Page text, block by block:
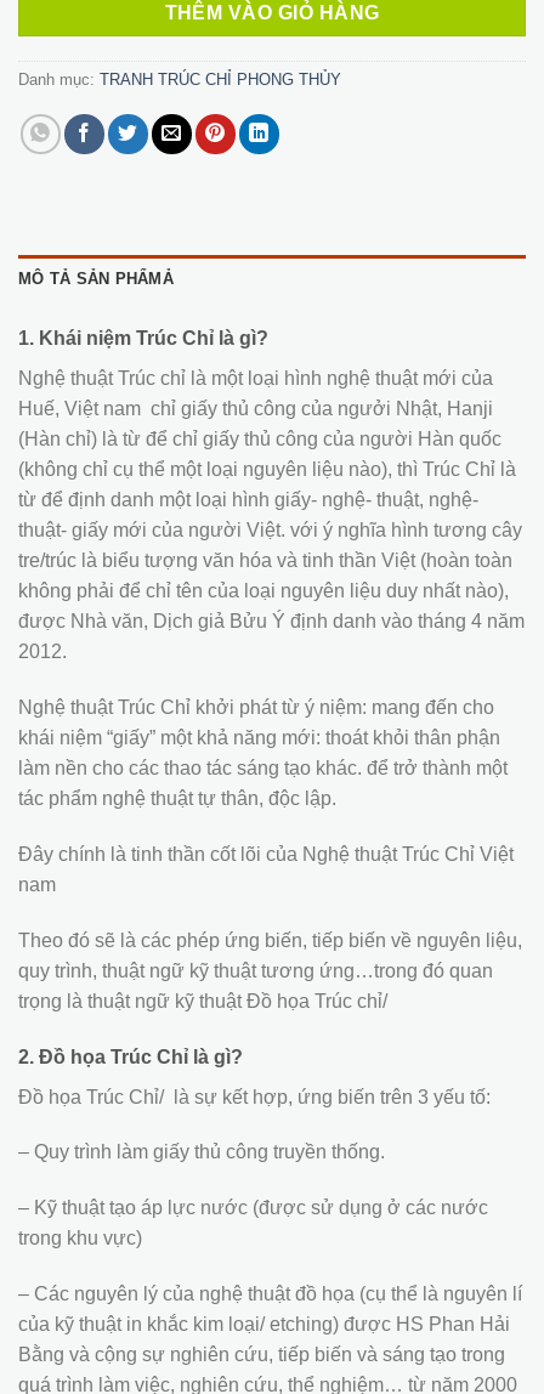
THÊM VÀO GIỎ HÀNG
Danh mục: TRANH TRÚC CHỈ PHONG THỦY
MÔ TẢ SẢN PHẨMẢ
1. Khái niệm Trúc Chỉ là gì?
Nghệ thuật Trúc chỉ là một loại hình nghệ thuật mới của
Huế, Việt nam chỉ giấy thủ công của ngưởi Nhật, Hanji
(Hàn chỉ) là từ để chỉ giấy thủ công của người Hàn quốc
(không chỉ cụ thể một loại nguyên liệu nào), thì Trúc Chỉ là
từ để định danh một loại hình giấy- nghệ- thuật, nghệ-
thuật- giấy mới của người Việt. với ý nghĩa hình tương cây
tre/trúc là biểu tượng văn hóa và tinh thần Việt (hoàn toàn
không phải để chỉ tên của loại nguyên liệu duy nhất nào),
được Nhà văn, Dịch giả Bửu Ý định danh vào tháng 4 năm
2012.
Nghệ thuật Trúc Chỉ khởi phát từ ý niệm: mang đến cho
khái niệm “giấy” một khả năng mới: thoát khỏi thân phận
làm nền cho các thao tác sáng tạo khác. để trở thành một
tác phẩm nghệ thuật tự thân, độc lập.
Đây chính là tinh thần cốt lõi của Nghệ thuật Trúc Chỉ Việt
nam
Theo đó sẽ là các phép ứng biến, tiếp biến về nguyên liệu,
quy trình, thuật ngữ kỹ thuật tương ứng…trong đó quan
trọng là thuật ngữ kỹ thuật Đồ họa Trúc chỉ/
2. Đồ họa Trúc Chỉ là gì?
Đồ họa Trúc Chỉ/ là sự kết hợp, ứng biến trên 3 yếu tố:
– Quy trình làm giấy thủ công truyền thống.
– Kỹ thuật tạo áp lực nước (được sử dụng ở các nước
trong khu vực)
– Các nguyên lý của nghệ thuật đồ họa (cụ thể là nguyên lí
của kỹ thuật in khắc kim loại/ etching) được HS Phan Hải
Bằng và cộng sự nghiên cứu, tiếp biến và sáng tạo trong
quá trình làm việc, nghiên cứu, thể nghiệm… từ năm 2000